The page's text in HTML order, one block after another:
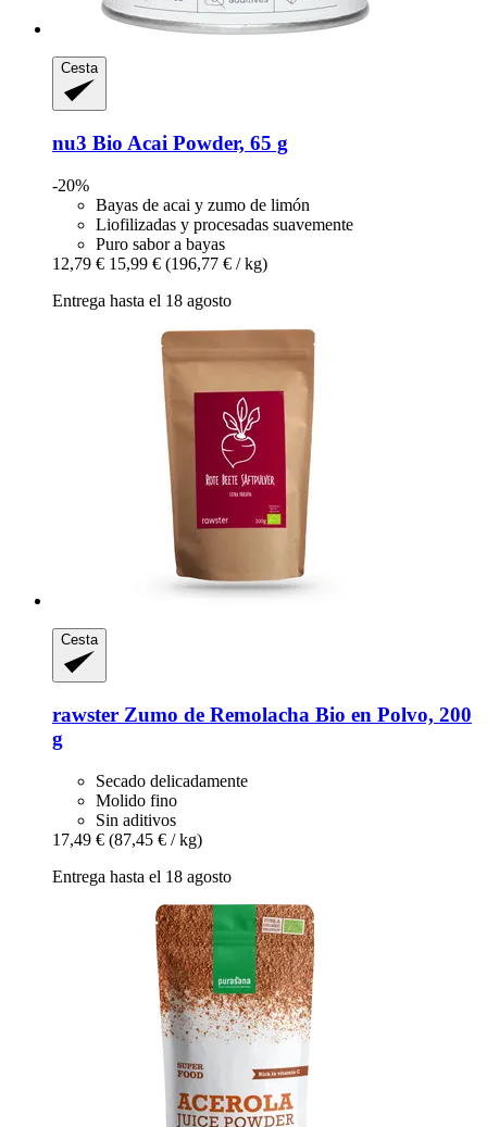
Cesta
nu3 Bio Acai Powder, 65 g
-20%
Bayas de acai y zumo de limón
Liofilizadas y procesadas suavemente
Puro sabor a bayas
12,79 € 15,99 € (196,77 € / kg)
Entrega hasta el 18 agosto
Cesta
rawster Zumo de Remolacha Bio en Polvo, 200
g
Secado delicadamente
Molido fino
Sin aditivos
17,49 € (87,45 € / kg)
Entrega hasta el 18 agosto